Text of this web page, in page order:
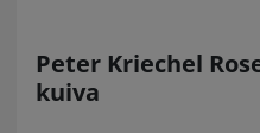
Peter Kriechel
kuiva